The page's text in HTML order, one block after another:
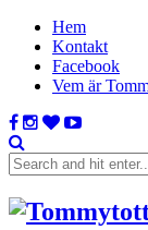
Hem
Kontakt
Facebook
Vem är